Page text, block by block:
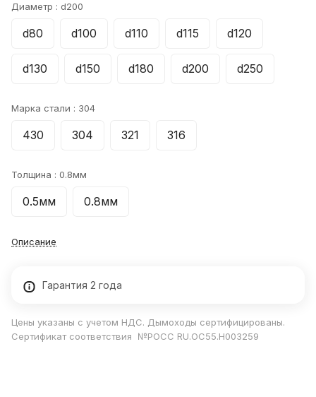
Диаметр : d200
d80 d100 d110 d115 d120
d130 d150 d180 d200 d250
Марка стали : 304
430 304 321 316
Толщина : 0.8мм
0.5мм 0.8мм
Описание
Гарантия 2 года
Цены указаны с учетом НДС. Дымоходы сертифицированы.
Сертификат соответствия №РОСС RU.ОС55.Н003259